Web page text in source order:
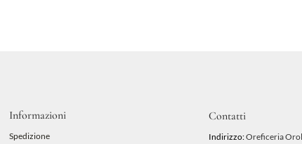
Informazioni
Spedizione
Contatti
Indirizzo:Oreficeria